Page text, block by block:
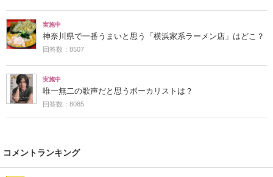
実施中
神奈川県で一番うまいと思う「横浜家系ラーメン店」はどこ？
回答数：8507
実施中
唯一無二の歌声だと思うボーカリストは？
回答数：8085
コメントランキング